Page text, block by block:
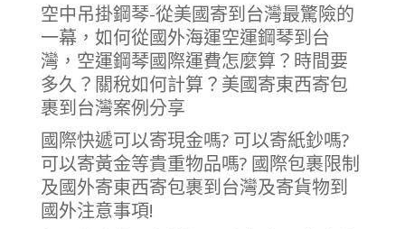
空中吊掛鋼琴-從美國寄到台灣最驚險的
一幕，如何從國外海運空運鋼琴到台
灣，空運鋼琴國際運費怎麼算？時間要
多久？關稅如何計算？美國寄東西寄包
裹到台灣案例分享
國際快遞可以寄現金嗎? 可以寄紙鈔嗎?
可以寄黃金等貴重物品嗎? 國際包裹限制
及國外寄東西寄包裹到台灣及寄貨物到
國外注意事項!